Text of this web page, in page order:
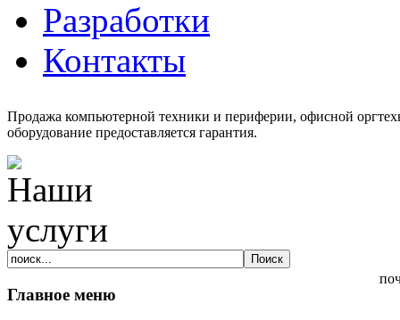
Разработки
Контакты
Продажа компьютерной техники и периферии, офисной
оборудование предоставляется гарантия.
Главное меню